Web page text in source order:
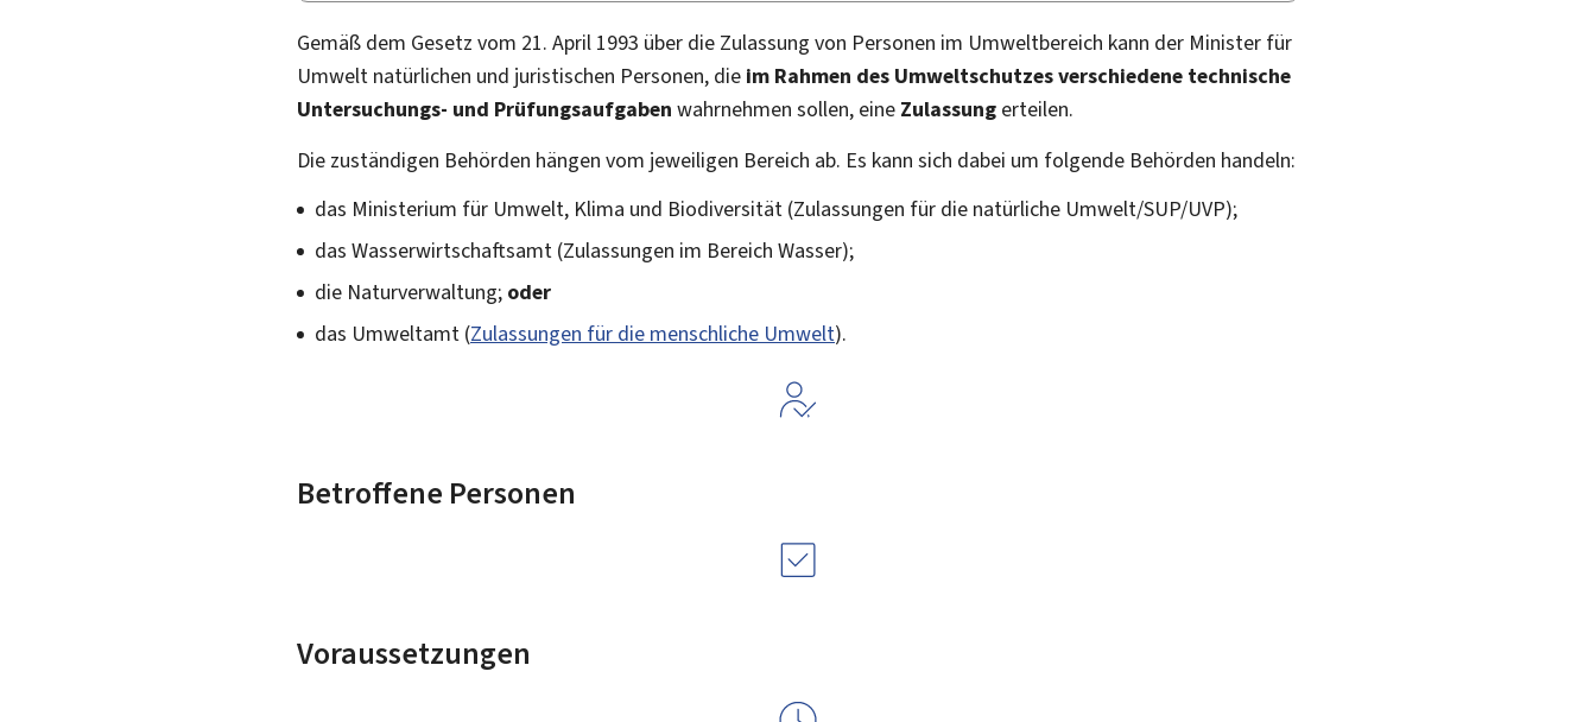
Gemäß dem Gesetz vom 21. April 1993 über die Zulassung von Personen im Umweltbereich kann der Minister für
Umwelt natürlichen und juristischen Personen, die im Rahmen des Umweltschutzes verschiedene technische
Untersuchungs- und Prüfungsaufgaben wahrnehmen sollen, eine Zulassung erteilen.
Die zuständigen Behörden hängen vom jeweiligen Bereich ab. Es kann sich dabei um folgende Behörden handeln:
das Ministerium für Umwelt, Klima und Biodiversität (Zulassungen für die natürliche Umwelt/SUP/UVP);
das Wasserwirtschaftsamt (Zulassungen im Bereich Wasser);
die Naturverwaltung; oder
das Umweltamt (Zulassungen für die menschliche Umwelt).
Betroffene Personen
Voraussetzungen